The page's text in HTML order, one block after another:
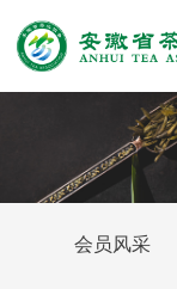
会员风采